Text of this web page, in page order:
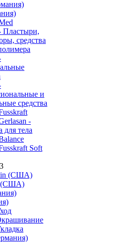
Пластыри,
средства
и
средства
-
для тела
Soft
(США)